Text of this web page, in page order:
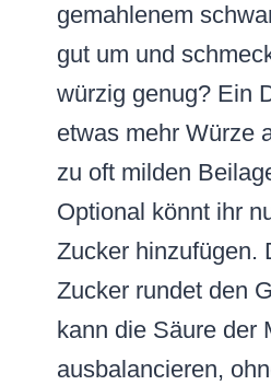
gemahlenem
gut um und
würzig genug? Ein
etwas mehr Würze
zu oft milden
Optional könnt ihr
Zucker hinzufügen.
Zucker rundet den
kann die Säure der
ausbalancieren,